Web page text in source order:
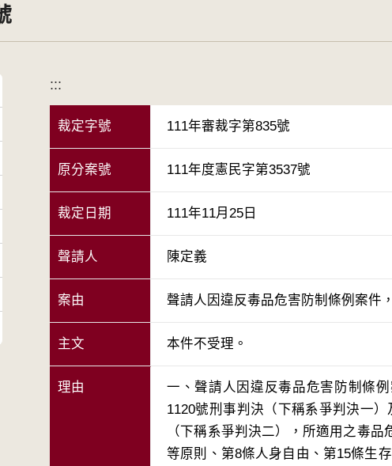
:::
裁定字號 111年審裁字第835號
原分案號 111年度憲民字第3537號
裁定日期 111年11月25日
聲請人 陳定義
案由 聲請人因違反毒品危害防制條例案件
主文 本件不受理。
理由
一、聲請人因違反毒品危害防制條
1120號刑事判決（下稱系爭判決一
（下稱系爭判決二），所適用之毒
等原則、第8條人身自由、第15條生